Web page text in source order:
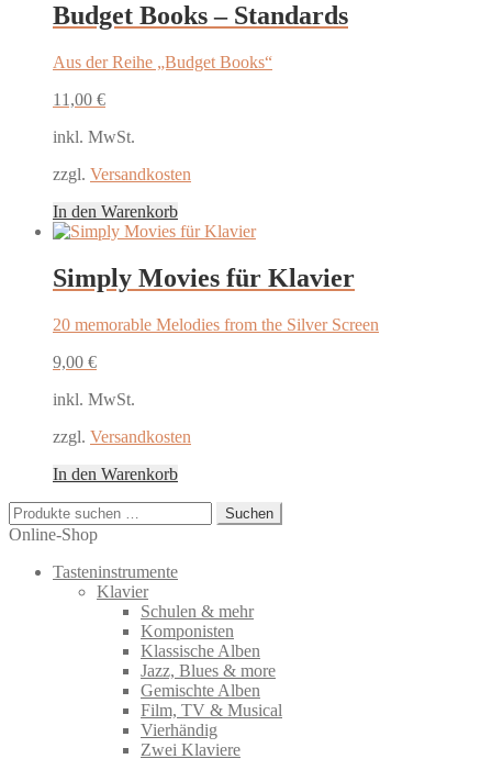
Budget Books – Standards
Aus der Reihe „Budget Books“
11,00 €
inkl. MwSt.
zzgl. Versandkosten
In den Warenkorb
Simply Movies für Klavier
20 memorable Melodies from the Silver Screen
9,00 €
inkl. MwSt.
zzgl. Versandkosten
In den Warenkorb
Suchen
nach:
Suchen
Online-Shop
Tasteninstrumente
Klavier
Schulen & mehr
Komponisten
Klassische Alben
Jazz, Blues & more
Gemischte Alben
Film, TV & Musical
Vierhändig
Zwei Klaviere